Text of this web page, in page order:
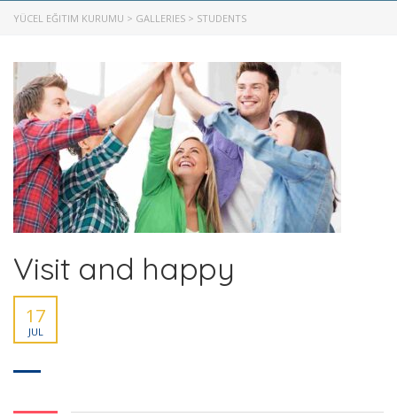
YÜCEL EĞITIM KURUMU > GALLERIES > STUDENTS
Visit and happy
17
JUL